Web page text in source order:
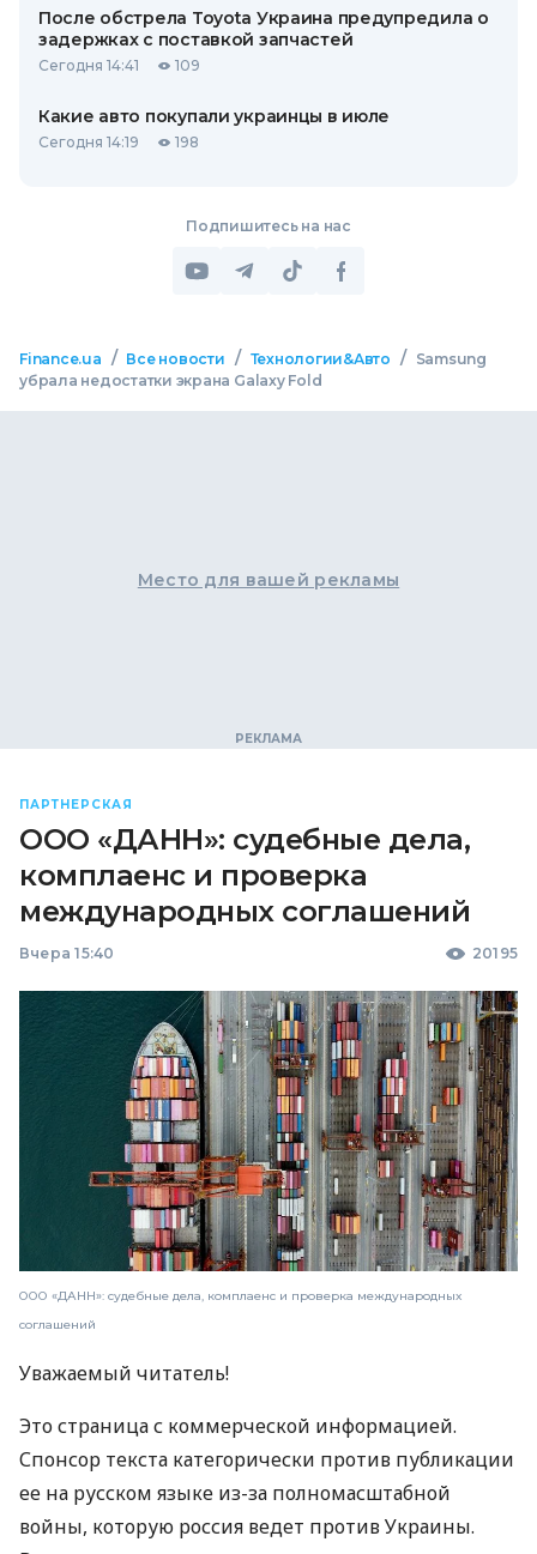
После обстрела Toyota Украина предупредила о
задержках с поставкой запчастей
Сегодня 14:41 109
Какие авто покупали украинцы в июле
Сегодня 14:19 198
Подпишитесь на нас
Finance.ua / Все новости / Технологии&Авто /
Samsung
убрала недостатки экрана Galaxy Fold
Место для вашей рекламы
ПАРТНЕРСКАЯ
ООО «ДАНН»: судебные дела,
комплаенс и проверка
международных соглашений
Вчера 15:40 20195
ООО «ДАНН»: судебные дела, комплаенс и проверка международных
соглашений
Уважаемый читатель!
Это страница с коммерческой информацией.
Спонсор текста категорически против публикации
ее на русском языке из-за полномасштабной
войны, которую россия ведет против Украины.